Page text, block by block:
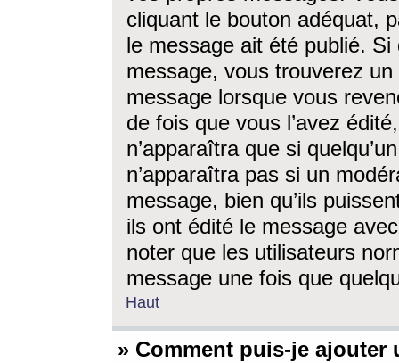
cliquant le bouton adéquat,
le message ait été publié. Si
message, vous trouverez
message lorsque vous
de fois que vous l’avez
n’apparaîtra que si
n’apparaîtra pas si un
message, bien qu’ils
ils ont édité le message
noter que les utilisateurs
message une fois que
Haut
» Comment puis-je ajouter